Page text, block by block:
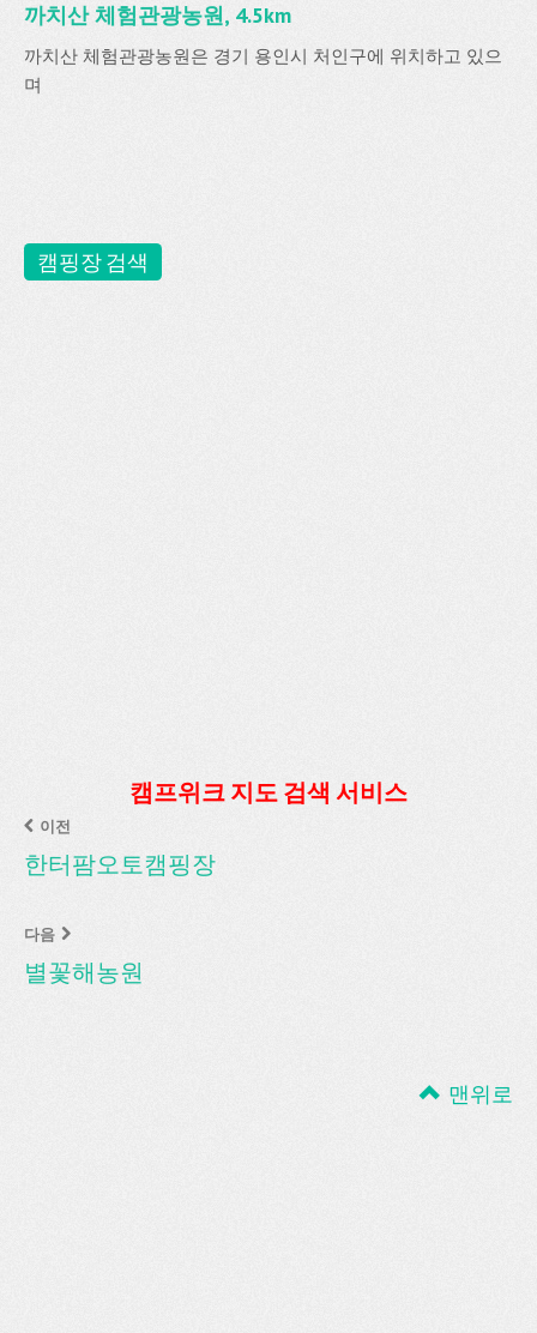
까치산 체험관광농원, 4.5km
까치산 체험관광농원은 경기 용인시 처인구에 위치하고 있으
며
캠핑장 검색
캠프위크 지도 검색 서비스
이전
한터팜오토캠핑장
다음
별꽃해농원
맨위로